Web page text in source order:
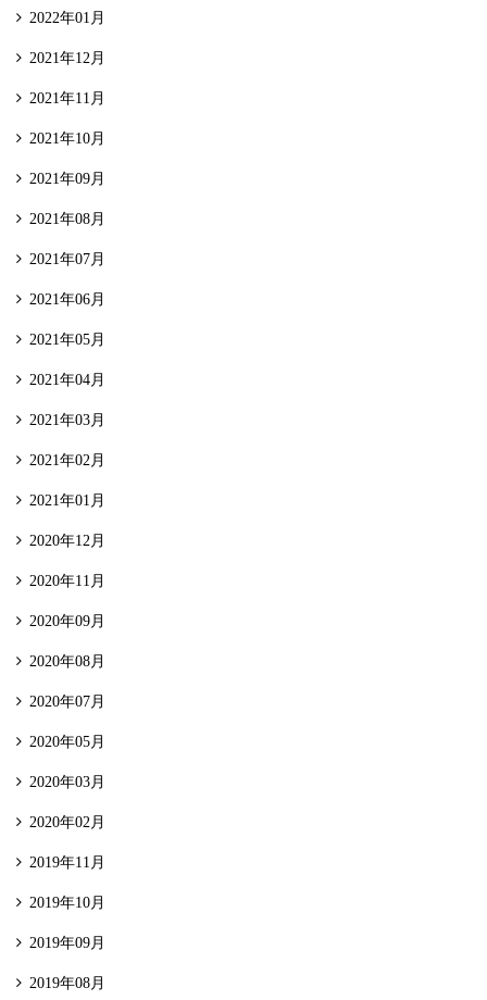
2022年01月
2021年12月
2021年11月
2021年10月
2021年09月
2021年08月
2021年07月
2021年06月
2021年05月
2021年04月
2021年03月
2021年02月
2021年01月
2020年12月
2020年11月
2020年09月
2020年08月
2020年07月
2020年05月
2020年03月
2020年02月
2019年11月
2019年10月
2019年09月
2019年08月